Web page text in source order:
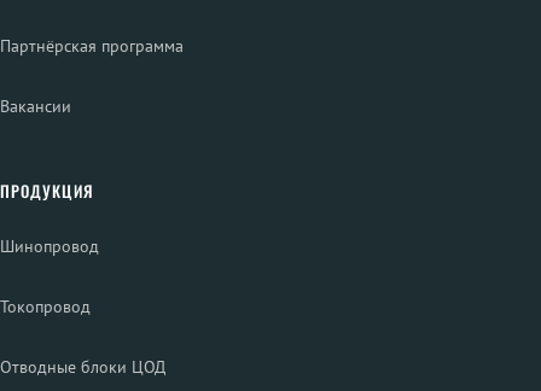
Партнёрская программа
Вакансии
ПРОДУКЦИЯ
Шинопровод
Токопровод
Отводные блоки ЦОД